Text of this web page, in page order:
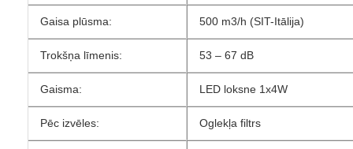
Gaisa plūsma: 500 m3/h (SIT-Itālija)
Trokšņa līmenis: 53 – 67 dB
Gaisma: LED loksne 1x4W
Pēc izvēles: Oglekļa filtrs